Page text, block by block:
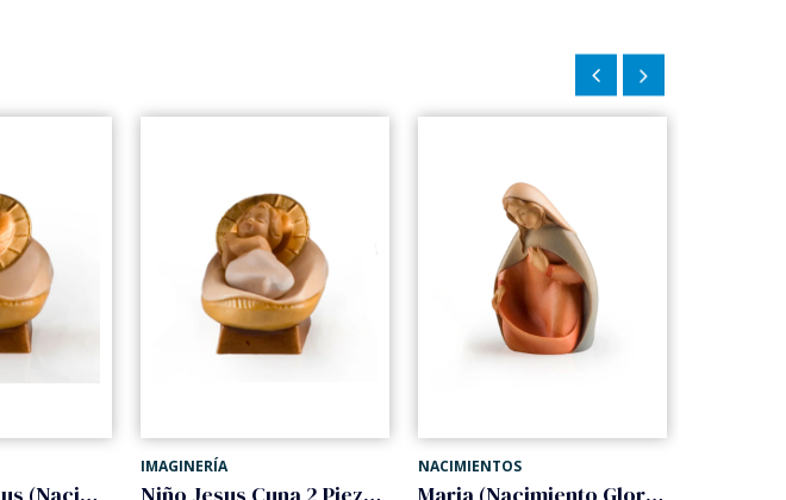
IMAGINERÍA NACIMIENTOS